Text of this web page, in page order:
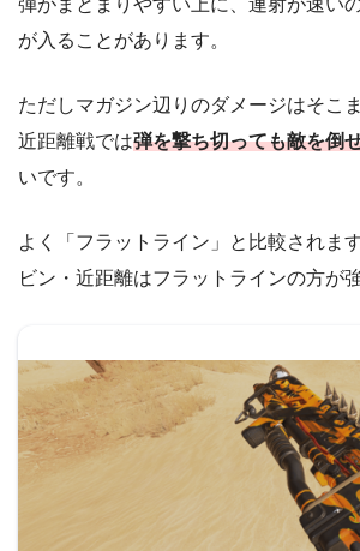
が入ることがあります。
ただしマガジン辺りのダメージはそこ
近距離戦では弾を撃ち切っても敵を倒
いです。
よく「フラットライン」と比較されま
ビン・近距離はフラットラインの方が